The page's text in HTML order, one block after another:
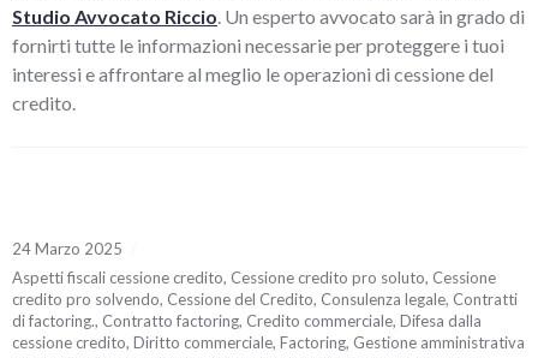
Studio Avvocato Riccio. Un esperto avvocato sarà in grado di
fornirti tutte le informazioni necessarie per proteggere i tuoi
interessi e affrontare al meglio le operazioni di cessione del
credito.
24 Marzo 2025
Aspetti fiscali cessione credito, Cessione credito pro soluto, Cessione
credito pro solvendo, Cessione del Credito, Consulenza legale, Contratti
di factoring., Contratto factoring, Credito commerciale, Difesa dalla
cessione credito, Diritto commerciale, Factoring, Gestione amministrativa